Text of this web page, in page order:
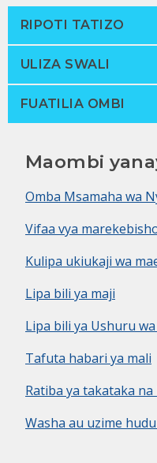
RIPOTI TATIZO
ULIZA SWALI
FUATILIA OMBI
Maombi
Omba Msamaha wa
Vifaa vya
Kulipa ukiukaji wa
Lipa bili ya maji
Lipa bili ya Ushuru
Tafuta habari ya mali
Ratiba ya takataka
Washa au uzime